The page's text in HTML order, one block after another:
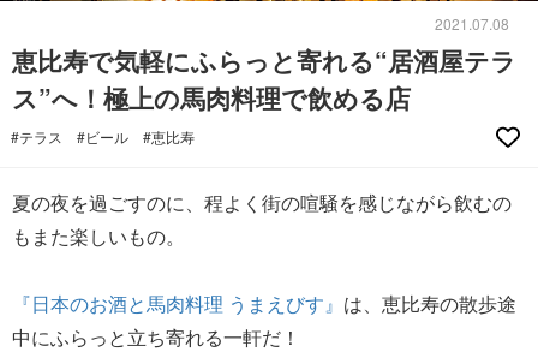
2021.07.08
恵比寿で気軽にふらっと寄れる“居酒屋テラ
ス”へ！極上の馬肉料理で飲める店
#テラス #ビール #恵比寿
夏の夜を過ごすのに、程よく街の喧騒を感じながら飲むの
もまた楽しいもの。
『日本のお酒と馬肉料理 うまえびす』 は、恵比寿の散歩途
中にふらっと立ち寄れる一軒だ！